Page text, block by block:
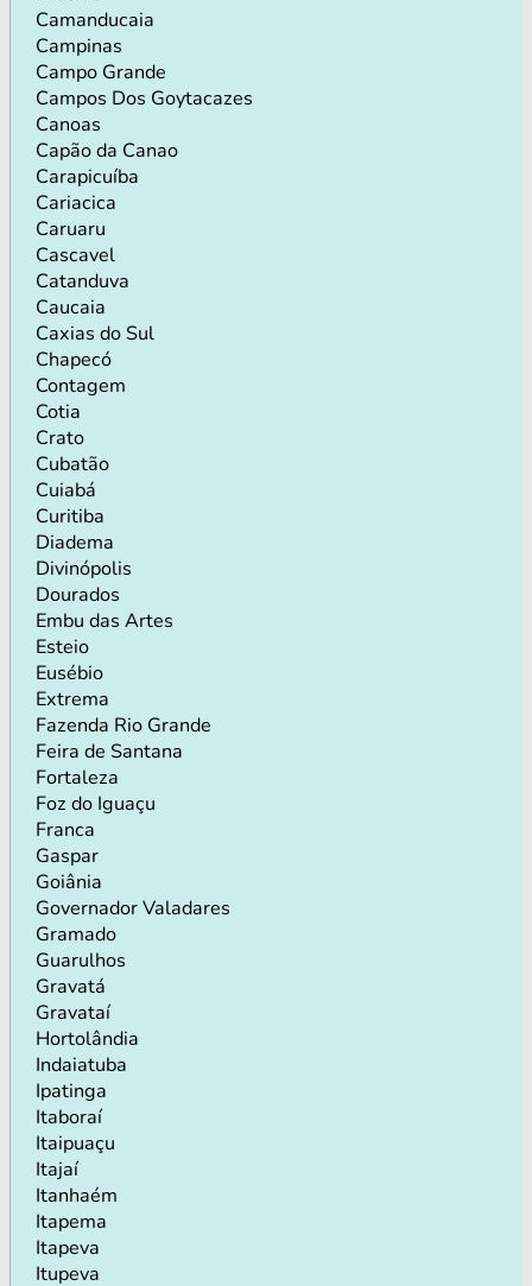
Camanducaia
Campinas
Campo Grande
Campos Dos Goytacazes
Canoas
Capão da Canao
Carapicuíba
Cariacica
Caruaru
Cascavel
Catanduva
Caucaia
Caxias do Sul
Chapecó
Contagem
Cotia
Crato
Cubatão
Cuiabá
Curitiba
Diadema
Divinópolis
Dourados
Embu das Artes
Esteio
Eusébio
Extrema
Fazenda Rio Grande
Feira de Santana
Fortaleza
Foz do Iguaçu
Franca
Gaspar
Goiânia
Governador Valadares
Gramado
Guarulhos
Gravatá
Gravataí
Hortolândia
Indaiatuba
Ipatinga
Itaboraí
Itaipuaçu
Itajaí
Itanhaém
Itapema
Itapeva
Itupeva